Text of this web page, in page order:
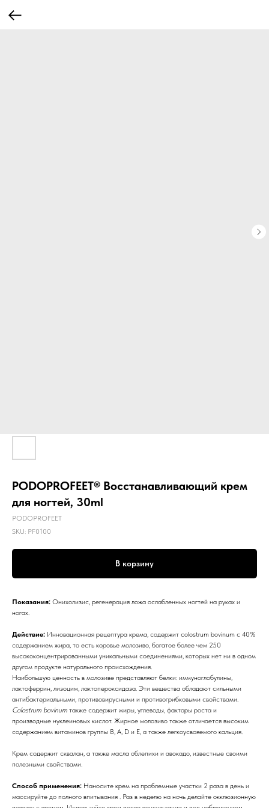
PODOPROFEET® Восстанавливающий крем
для ногтей, 30ml
PODOPROFEET
SKU: PF0100
В корзину
Показания: Онихолизис, регенерация ложа ослабленных ногтей на руках и
ногах.
Действие: Инновационная рецептура крема, содержит colostrum bovinum c 40%
содержанием жира, то есть коровье молозиво, богатое более чем 250
высококонцентрированными уникальными соединениями, которых нет ни в одном
другом продукте натурального происхождения.
Наибольшую ценность в молозиве представляют белки: иммуноглобулины,
лактоферрин, лизоцим, лактопероксидаза. Эти вещества обладают сильными
антибактериальными, противовирусными и противогрибковыми свойствами.
Сolostrum bovinum также содержит жиры, углеводы, факторы роста и
производные нуклеиновых кислот. Жирное молозиво также отличается высоким
содержанием витаминов группы В, А, D и Е, а также легкоусвояемого кальция.
Крем содержит сквалан, а также масла облепихи и авокадо, известные своими
полезными свойствами.
Способ применения: Наносите крем на проблемные участки 2 раза в день и
массируйте до полного впитывания . Раз в неделю на ночь делайте окклюзионную